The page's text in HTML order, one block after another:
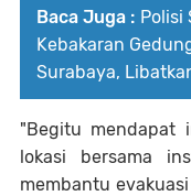
Baca Juga : Polisi
Kebakaran
Surabaya,
"Begitu mendapat
lokasi bersama
membantu